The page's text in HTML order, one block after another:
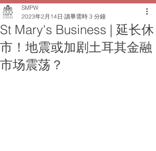
St Mary's Business | 延长休
市！地震或加剧土耳其金融
市场震荡？
SMPW
2023年2月14日 讀畢需時 3 分鐘